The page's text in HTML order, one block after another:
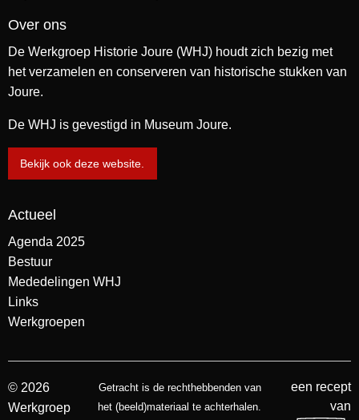
Over ons
De Werkgroep Historie Joure (WHJ) houdt zich bezig met
het verzamelen en conserveren van historische stukken van
Joure.
De WHJ is gevestigd in Museum Joure.
Bekijk ook deze website.
Actueel
Agenda 2025
Bestuur
Mededelingen WHJ
Links
Werkgroepen
© 2026
Werkgroep
Getracht is de rechthebbenden van
het (beeld)materiaal te achterhalen.
een recept
van